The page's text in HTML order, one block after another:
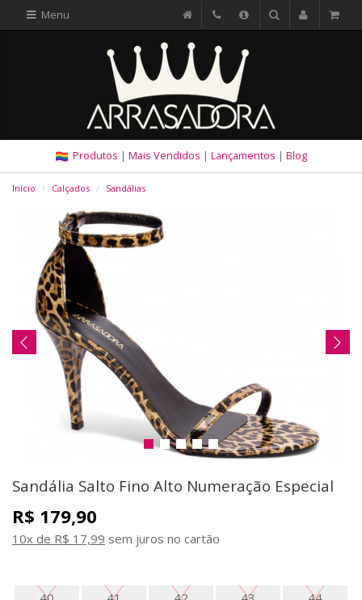
Menu
Produtos | Mais Vendidos | Lançamentos | Blog
Início Calçados Sandálias
Sandália Salto Fino Alto Numeração Especial
R$ 179,90
10x de R$ 17,99 sem juros no cartão